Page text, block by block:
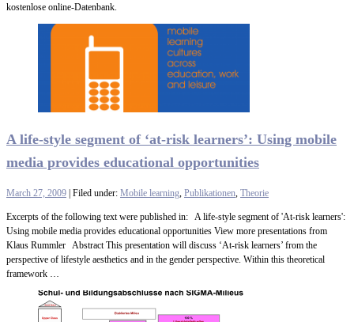
kostenlose online-Datenbank.
A life-style segment of ‘at-risk learners’: Using mobile
media provides educational opportunities
March 27, 2009 | Filed under: Mobile learning, Publikationen, Theorie
Excerpts of the following text were published in: A life-style segment of 'At-risk learners':
Using mobile media provides educational opportunities View more presentations from
Klaus Rummler Abstract This presentation will discuss ‘At-risk learners’ from the
perspective of lifestyle aesthetics and in the gender perspective. Within this theoretical
framework …